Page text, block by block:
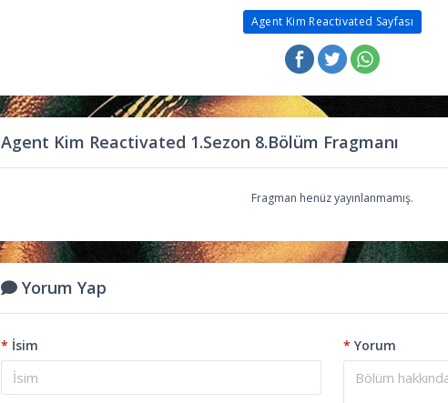
Agent Kim Reactivated Sayfası
Agent Kim Reactivated 1.Sezon 8.Bölüm Fragmanı
Fragman henüz yayınlanmamış.
Yorum Yap
* İsim * Yorum